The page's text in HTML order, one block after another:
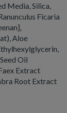
Media, Silica,
Ficaria
Aloe
Oil
Extract
Root Extract